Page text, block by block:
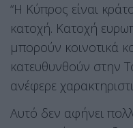
“Η Κύπρος είναι
κατοχή. Κατοχή
μπορούν κοινοτικά
κατευθυνθούν στην
ανέφερε
Aυτό δεν αφήνει